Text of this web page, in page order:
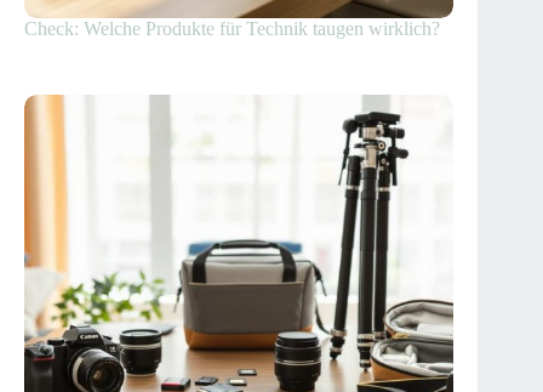
Check: Welche Produkte für Technik taugen wirklich?